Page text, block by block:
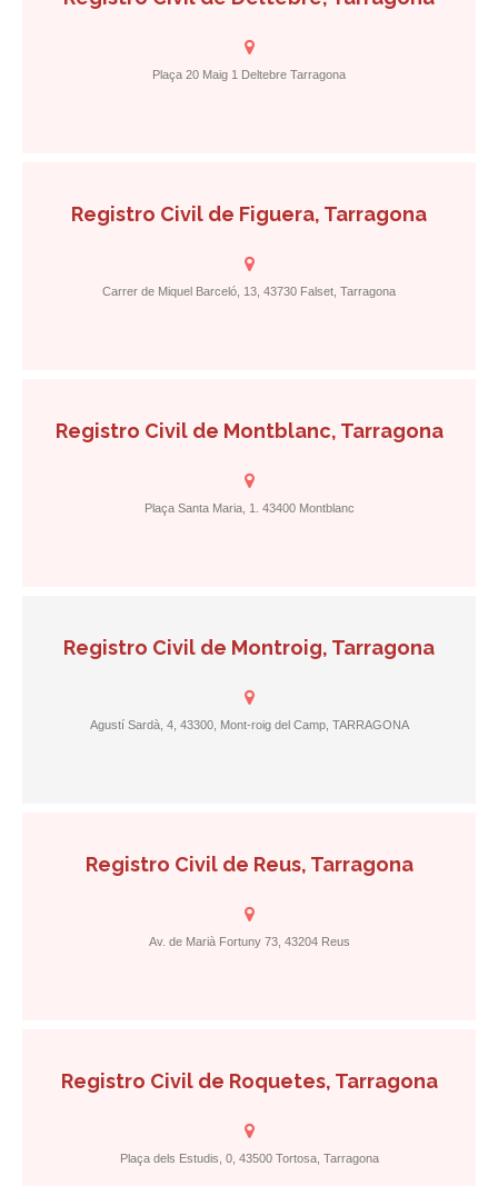
Plaça 20 Maig 1 Deltebre Tarragona
Registro Civil de Figuera, Tarragona
Carrer de Miquel Barceló, 13, 43730 Falset, Tarragona
Registro Civil de Montblanc, Tarragona
Plaça Santa Maria, 1. 43400 Montblanc
Registro Civil de Montroig, Tarragona
Agustí Sardà, 4, 43300, Mont-roig del Camp, TARRAGONA
Registro Civil de Reus, Tarragona
Av. de Marià Fortuny 73, 43204 Reus
Registro Civil de Roquetes, Tarragona
Plaça dels Estudis, 0, 43500 Tortosa, Tarragona